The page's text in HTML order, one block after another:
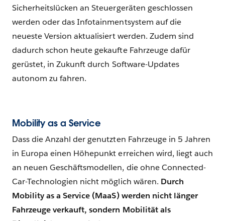
Sicherheitslücken an Steuergeräten geschlossen
werden oder das Infotainmentsystem auf die
neueste Version aktualisiert werden. Zudem sind
dadurch schon heute gekaufte Fahrzeuge dafür
gerüstet, in Zukunft durch Software-Updates
autonom zu fahren.
Mobility as a Service
Dass die Anzahl der genutzten Fahrzeuge in 5 Jahren
in Europa einen Höhepunkt erreichen wird, liegt auch
an neuen Geschäftsmodellen, die ohne Connected-
Car-Technologien nicht möglich wären. Durch
Mobility as a Service (MaaS) werden nicht länger
Fahrzeuge verkauft, sondern Mobilität als